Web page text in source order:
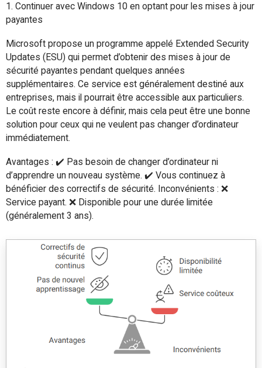
1. Continuer avec Windows 10 en optant pour les mises à jour
payantes
Microsoft propose un programme appelé Extended Security
Updates (ESU) qui permet d’obtenir des mises à jour de
sécurité payantes pendant quelques années
supplémentaires. Ce service est généralement destiné aux
entreprises, mais il pourrait être accessible aux particuliers.
Le coût reste encore à définir, mais cela peut être une bonne
solution pour ceux qui ne veulent pas changer d’ordinateur
immédiatement.
Avantages : ✔️ Pas besoin de changer d’ordinateur ni
d’apprendre un nouveau système. ✔️ Vous continuez à
bénéficier des correctifs de sécurité. Inconvénients : ❌
Service payant. ❌ Disponible pour une durée limitée
(généralement 3 ans).